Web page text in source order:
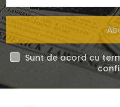
Sunt de acord cu